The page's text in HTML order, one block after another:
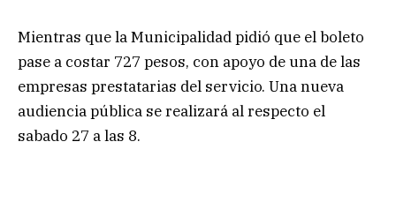
Mientras que la Municipalidad pidió que el boleto
pase a costar 727 pesos, con apoyo de una de las
empresas prestatarias del servicio. Una nueva
audiencia pública se realizará al respecto el
sabado 27 a las 8.